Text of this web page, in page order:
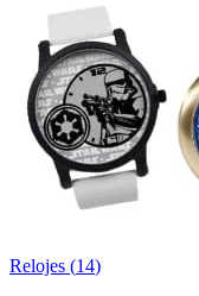
Relojes (14)